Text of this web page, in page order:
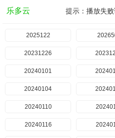
乐多云 提示：播放失
2025122
20231226
20240101
20240104
20240110
20240116